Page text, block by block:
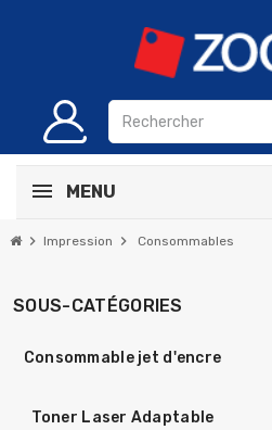
MENU
chevron_right Impression chevron_right Consommables
SOUS-CATÉGORIES
Consommable jet d'encre
Toner Laser Adaptable